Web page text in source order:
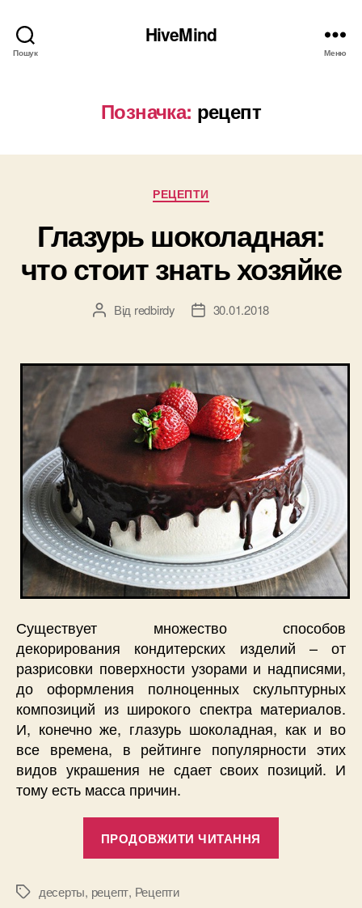
Пошук
HiveMind
Меню
Позначка: рецепт
Категорії
РЕЦЕПТИ
Глазурь шоколадная:
что стоит знать хозяйке
Автор
Від redbirdy
Дата30.01.2018
Существует множество способов
декорирования кондитерских изделий – от
разрисовки поверхности узорами и надписями,
до оформления полноценных скульптурных
композиций из широкого спектра материалов.
И, конечно же, глазурь шоколадная, как и во
все времена, в рейтинге популярности этих
видов украшения не сдает своих позиций. И
тому есть масса причин.
ПРОДОВЖИТИ ЧИТАННЯ
Позначки
десерты, рецепт, Рецепти